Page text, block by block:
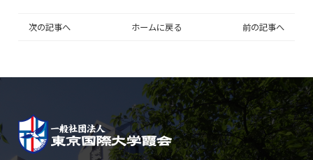
次の記事へ ホームに戻る 前の記事へ